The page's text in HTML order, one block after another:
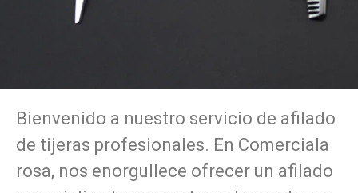
Bienvenido a nuestro servicio de afilado
de tijeras profesionales. En Comerciala
rosa, nos enorgullece ofrecer un afilado